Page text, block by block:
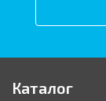
Каталог